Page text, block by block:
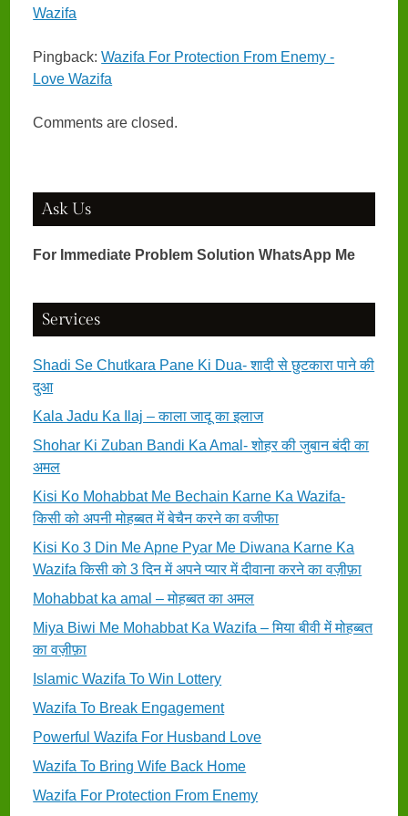
Wazifa
Pingback:Wazifa For Protection From Enemy -
Love Wazifa
Comments are closed.
Ask Us
For Immediate Problem Solution WhatsApp Me
Services
Shadi Se Chutkara Pane Ki Dua- शादी से छुटकारा पाने की
दुआ
Kala Jadu Ka Ilaj – काला जादू का इलाज
Shohar Ki Zuban Bandi Ka Amal- शोहर की जुबान बंदी का
अमल
Kisi Ko Mohabbat Me Bechain Karne Ka Wazifa-
किसी को अपनी मोहब्बत में बेचैन करने का वजीफा
Kisi Ko 3 Din Me Apne Pyar Me Diwana Karne Ka
Wazifa किसी को 3 दिन में अपने प्यार में दीवाना करने का वज़ीफ़ा
Mohabbat ka amal – मोहब्बत का अमल
Miya Biwi Me Mohabbat Ka Wazifa – मिया बीवी में मोहब्बत
का वज़ीफ़ा
Islamic Wazifa To Win Lottery
Wazifa To Break Engagement
Powerful Wazifa For Husband Love
Wazifa To Bring Wife Back Home
Wazifa For Protection From Enemy